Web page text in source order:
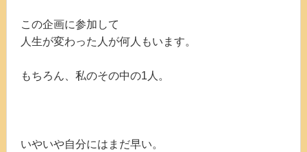
この企画に参加して
人生が変わった人が何人もいます。
もちろん、私のその中の1人。
いやいや自分にはまだ早い。